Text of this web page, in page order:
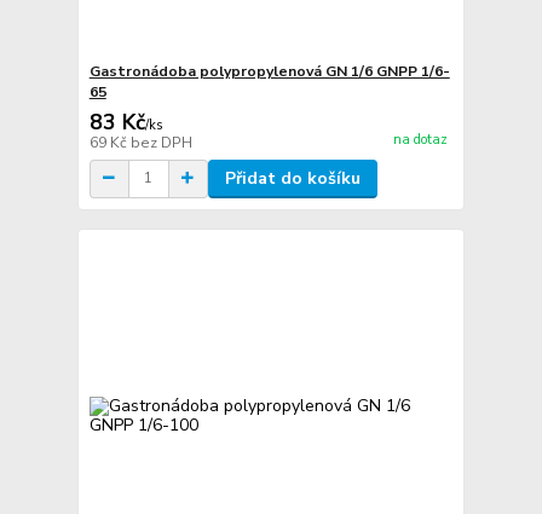
Gastronádoba polypropylenová GN 1/6 GNPP 1/6-
65
83 Kč/ks
69 Kč bez DPH na dotaz
Přidat do košíku